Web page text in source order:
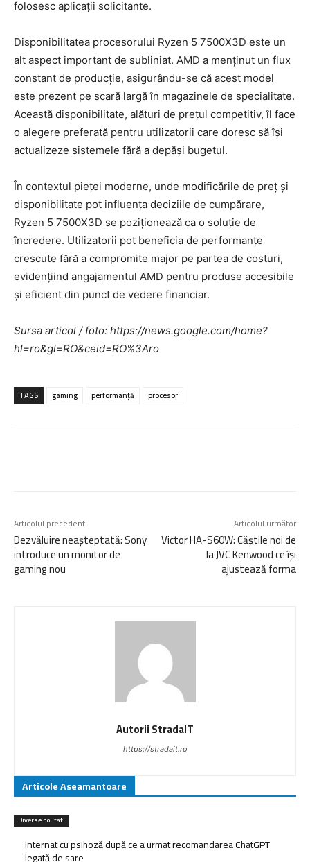
folosesc aplicații solicitante.
Disponibilitatea procesorului Ryzen 5 7500X3D este un
alt aspect important de subliniat. AMD a menținut un flux
constant de producție, asigurându-se că acest model
este prezent pe scară largă în magazinele de specialitate.
Această disponibilitate, alături de prețul competitiv, îl face
o alegere preferată pentru utilizatorii care doresc să își
actualizeze sistemele fără a depăși bugetul.
În contextul pieței moderne, unde modificările de preț și
disponibilitate pot influența deciziile de cumpărare,
Ryzen 5 7500X3D se poziționează ca o soluție de
încredere. Utilizatorii pot beneficia de performanțe
crescute fără a compromite major pe partea de costuri,
evidențiind angajamentul AMD pentru produse accesibile
și eficient din punct de vedere financiar.
Sursa articol / foto: https://news.google.com/home?
hl=ro&gl=RO&ceid=RO%3Aro
TAGS gaming performanță procesor
Articolul precedent
Dezvăluire neașteptată: Sony
introduce un monitor de
gaming nou
Articolul următor
Victor HA-S60W: Căștile noi de
la JVC Kenwood ce își
ajustează forma
Autorii StradaIT
https://stradait.ro
Articole Aseamantoare
Diverse noutati
Internat cu psihoză după ce a urmat recomandarea ChatGPT
legată de sare